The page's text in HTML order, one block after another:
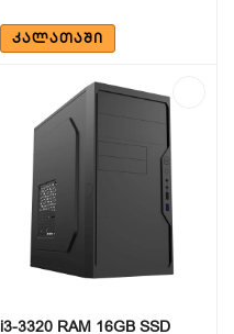
ᲙᲐᲚᲐᲗᲐᲨᲘ
i3-3320 RAM 16GB SSD